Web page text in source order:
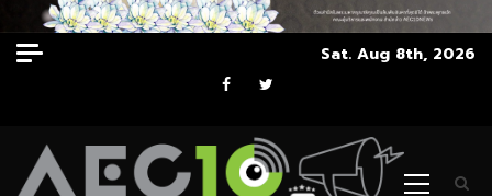
Skip
to
Sat. Aug 8th, 2026
Facebook
Twitter